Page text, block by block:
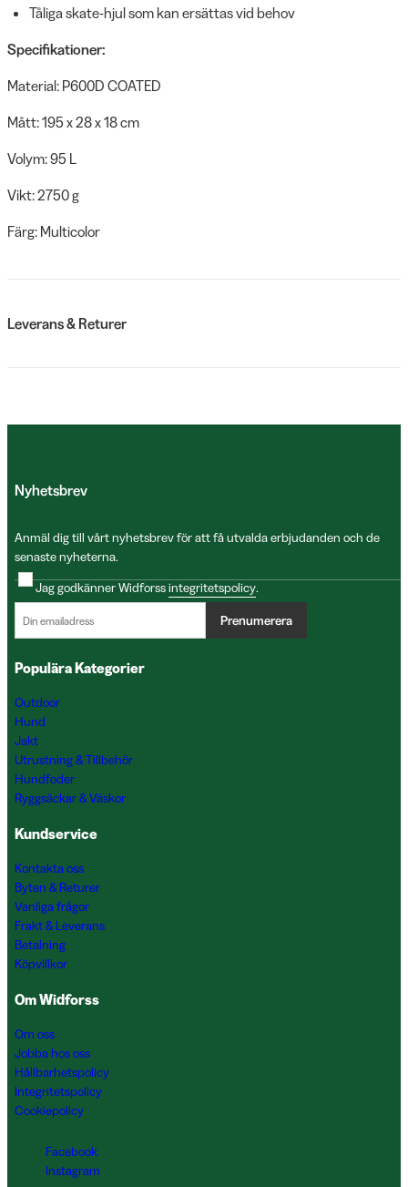
Tåliga skate-hjul som kan ersättas vid behov
Specifikationer:
Material: P600D COATED
Mått: 195 x 28 x 18 cm
Volym: 95 L
Vikt: 2750 g
Färg: Multicolor
Leverans & Returer
Nyhetsbrev
Anmäl dig till vårt nyhetsbrev för att få utvalda erbjudanden och de
senaste nyheterna.
Jag godkänner Widforssintegritetspolicy.
Prenumerera
Populära Kategorier
Outdoor
Hund
Jakt
Utrustning & Tillbehör
Hundfoder
Ryggsäckar & Väskor
Kundservice
Kontakta oss
Byten & Returer
Vanliga frågor
Frakt & Leverans
Betalning
Köpvillkor
Om Widforss
Om oss
Jobba hos oss
Hållbarhetspolicy
Integritetspolicy
Cookiepolicy
Facebook
Instagram